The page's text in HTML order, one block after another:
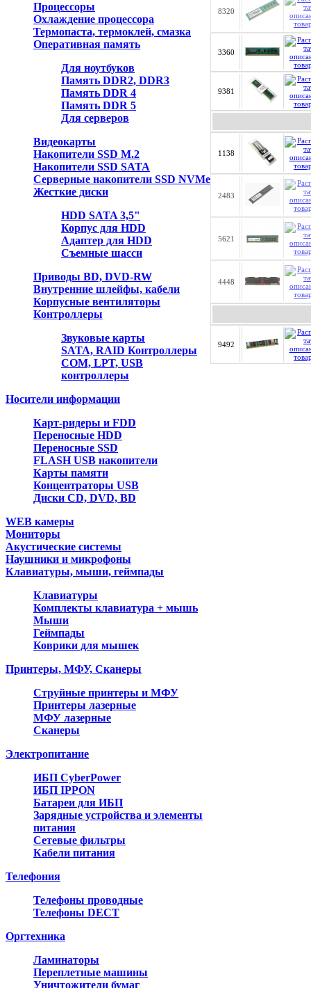
Процессоры
Охлаждение процессора
Термопаста, термоклей, смазка
Оперативная память
Для ноутбуков
Память DDR2, DDR3
Память DDR 4
Память DDR 5
Для серверов
Видеокарты
Накопители SSD M.2
Накопители SSD SATA
Серверные накопители SSD NVMe
Жесткие диски
HDD SATA 3,5"
Корпус для HDD
Адаптер для HDD
Съемные шасси
Приводы BD, DVD-RW
Внутренние шлейфы, кабели
Корпусные вентиляторы
Контроллеры
Звуковые карты
SATA, RAID Контроллеры
COM, LPT, USB
контроллеры
Носители информации
Карт-ридеры и FDD
Переносные HDD
Переносные SSD
FLASH USB накопители
Карты памяти
Концентраторы USB
Диски CD, DVD, BD
WEB камеры
Мониторы
Акустические системы
Наушники и микрофоны
Клавиатуры, мыши, геймпады
Клавиатуры
Комплекты клавиатура + мышь
Мыши
Геймпады
Коврики для мышек
Принтеры, МФУ, Сканеры
Струйные принтеры и МФУ
Принтеры лазерные
МФУ лазерные
Сканеры
Электропитание
ИБП CyberPower
ИБП IPPON
Батареи для ИБП
Зарядные устройства и элементы
питания
Сетевые фильтры
Кабели питания
Телефония
Телефоны проводные
Телефоны DECT
Оргтехника
Ламинаторы
Переплетные машины
Уничтожители бумаг
8320
3360
9381
1138
2483
5621
4448
9492